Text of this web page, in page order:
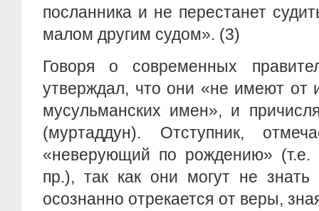
посланника и не перестанет
малом другим судом». (3)
Говоря о современных
утверждал, что они «не имеют от
мусульманских имен», и
(муртаддун). Отступник,
«неверующий по рождению» (т.е.
пр.), так как они могут не знать
осознанно отрекается от веры,